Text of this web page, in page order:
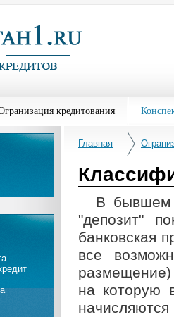
кредитования
Главная
В бывшем
"депозит"
банковская
все
размещение)
на которую